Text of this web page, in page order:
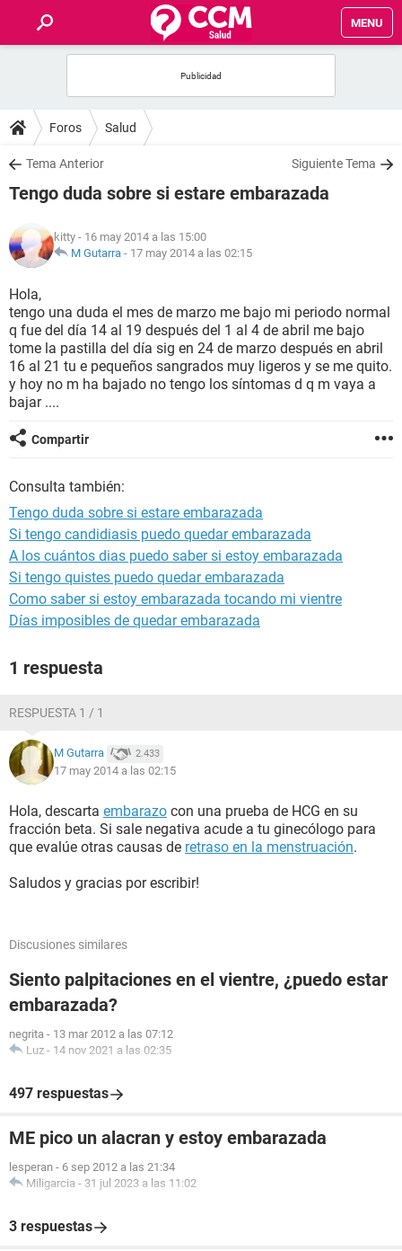
MENU
FOROS
SALUD
FAMILIA
NUTRICIÓN
BIENESTAR
SEXUALIDAD
GLOSARIO
Foros Salud
Tema Anterior Siguiente Tema
Tengo duda sobre si estare embarazada
kitty - 16 may 2014 a las 15:00
M Gutarra - 17 may 2014 a las 02:15
Hola,
tengo una duda el mes de marzo me bajo mi periodo normal
q fue del día 14 al 19 después del 1 al 4 de abril me bajo
tome la pastilla del día sig en 24 de marzo después en abril
16 al 21 tu e pequeños sangrados muy ligeros y se me quito.
y hoy no m ha bajado no tengo los síntomas d q m vaya a
bajar ....
Compartir
Consulta también:
Tengo duda sobre si estare embarazada
Si tengo candidiasis puedo quedar embarazada
A los cuántos dias puedo saber si estoy embarazada
Si tengo quistes puedo quedar embarazada
Como saber si estoy embarazada tocando mi vientre
Días imposibles de quedar embarazada
1 respuesta
RESPUESTA 1 / 1
M Gutarra 2.433
17 may 2014 a las 02:15
Hola, descarta embarazo con una prueba de HCG en su
fracción beta. Si sale negativa acude a tu ginecólogo para
que evalúe otras causas de retraso en la menstruación.
Saludos y gracias por escribir!
Discusiones similares
Siento palpitaciones en el vientre, ¿puedo estar
embarazada?
negrita - 13 mar 2012 a las 07:12
Luz - 14 nov 2021 a las 02:35
497 respuestas
ME pico un alacran y estoy embarazada
lesperan - 6 sep 2012 a las 21:34
Miligarcia - 31 jul 2023 a las 11:02
3 respuestas